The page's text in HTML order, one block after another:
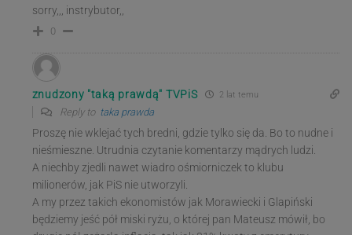
sorry,,, instrybutor,,
0
znudzony "taką prawdą" TVPiS 2 lat temu
Reply to taka prawda
Proszę nie wklejać tych bredni, gdzie tylko się da. Bo to nudne i
nieśmieszne. Utrudnia czytanie komentarzy mądrych ludzi.
A niechby zjedli nawet wiadro ośmiorniczek to klubu
milionerów, jak PiS nie utworzyli.
A my przez takich ekonomistów jak Morawiecki i Glapiński
będziemy jeść pół miski ryżu, o której pan Mateusz mówił, bo